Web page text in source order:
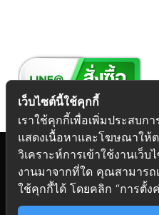
Copyright 2026 ©
ศูนย์รวมอุปกรณ์เ
เว็บไซต์นี้ใช้คุกกี้
เราใช้คุกกี้เพื่อเพิ่มประสบก
แสดงเนื้อหาและโฆษณาให้
วิเคราะห์การเข้าใช้งานเว็
งานมาจากที่ใด คุณสามารถ
ใช้คุกกี้ได้ โดยคลิก “การตั้ง